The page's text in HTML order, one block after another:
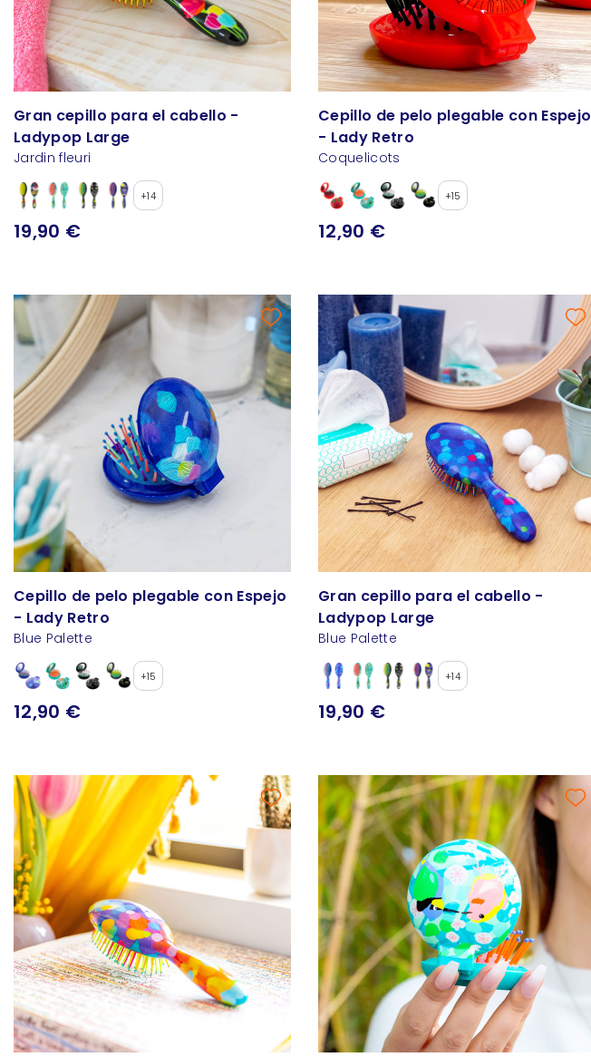
Gran cepillo para el cabello -
Ladypop Large
Jardin fleuri
+14
19,90 €
Cepillo de pelo plegable con Espejo
- Lady Retro
Coquelicots
+15
12,90 €
Cepillo de pelo plegable con Espejo
- Lady Retro
Blue Palette
+15
12,90 €
Gran cepillo para el cabello -
Ladypop Large
Blue Palette
+14
19,90 €